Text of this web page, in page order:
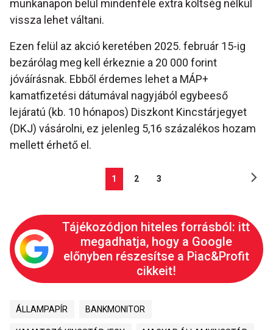
munkanapon belül mindenféle extra költség nélkül
vissza lehet váltani.
Ezen felül az akció keretében 2025. február 15-ig
bezárólag meg kell érkeznie a 20 000 forint
jóváírásnak. Ebből érdemes lehet a MÁP+
kamatfizetési dátumával nagyjából egybeeső
lejáratú (kb. 10 hónapos) Diszkont Kincstárjegyet
(DKJ) vásárolni, ez jelenleg 5,16 százalékos hozam
mellett érhető el.
1 2 3
Tájékozódjon hiteles forrásból: itt
megadhatja, hogy a Google
előnyben részesítse a Piac&Profit
cikkeit!
ÁLLAMPAPÍR BANKMONITOR